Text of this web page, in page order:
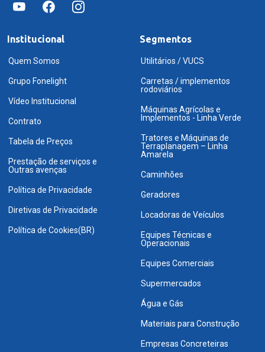
Institucional
Quem Somos
Grupo Fonelight
Vídeo Institucional
Contrato
Tabela de Preços
Prestação de serviços e
Outras avenças
Política de Privacidade
Diretivas de Privacidade
Política de Cookies(BR)
Segmentos
Utilitários / VUCS
Carretas / implementos
rodoviários
Máquinas Agrícolas e
Implementos - Linha Verde
Tratores e Máquinas de
Terraplanagem – Linha
Amarela
Caminhões
Geradores
Locadoras de Veículos
Equipes Técnicas e
Operacionais
Equipes Comerciais
Supermercados
Água e Gás
Materiais para Construção
Empresas Concreteiras